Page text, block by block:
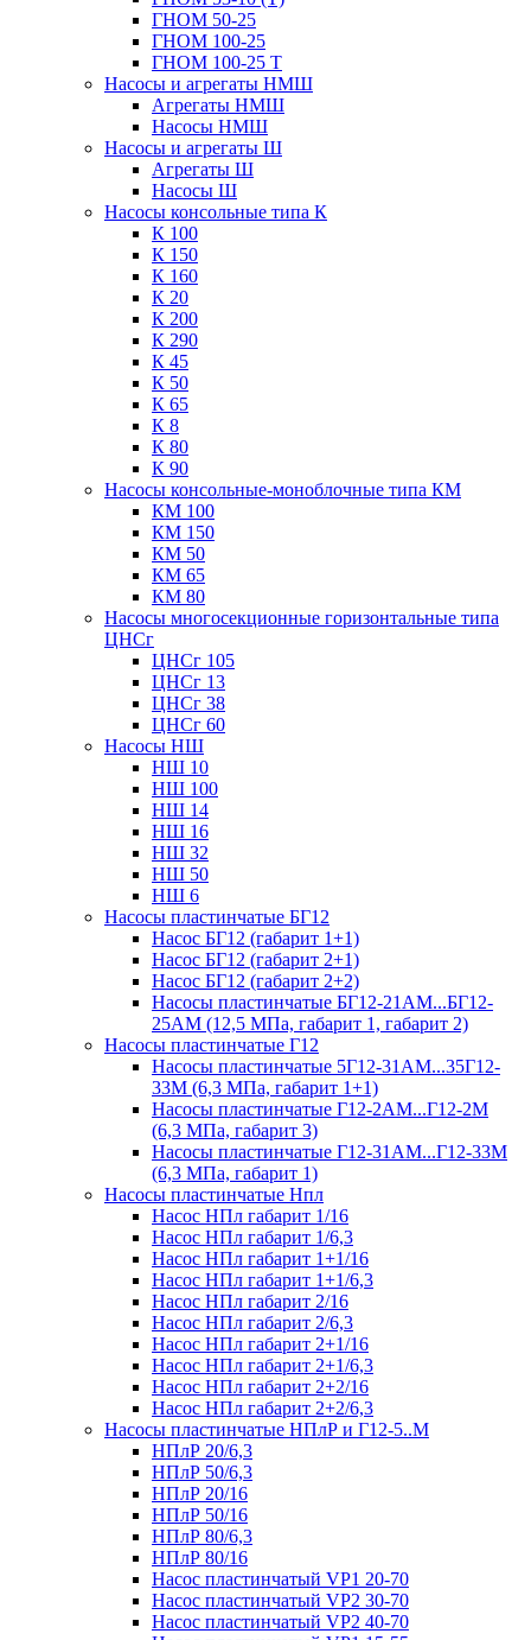
ГНОМ 50-25
ГНОМ 100-25
ГНОМ 100-25 Т
Насосы и агрегаты НМШ
Агрегаты НМШ
Насосы НМШ
Насосы и агрегаты Ш
Агрегаты Ш
Насосы Ш
Насосы консольные типа К
К 100
К 150
К 160
К 20
К 200
К 290
К 45
К 50
К 65
К 8
К 80
К 90
Насосы консольные-моноблочные типа КМ
КМ 100
КМ 150
КМ 50
КМ 65
КМ 80
Насосы многосекционные горизонтальные типа
ЦНСг
ЦНСг 105
ЦНСг 13
ЦНСг 38
ЦНСг 60
Насосы НШ
НШ 10
НШ 100
НШ 14
НШ 16
НШ 32
НШ 50
НШ 6
Насосы пластинчатые БГ12
Насос БГ12 (габарит 1+1)
Насос БГ12 (габарит 2+1)
Насос БГ12 (габарит 2+2)
Насосы пластинчатые БГ12-21АМ...БГ12-
25АМ (12,5 МПа, габарит 1, габарит 2)
Насосы пластинчатые Г12
Насосы пластинчатые 5Г12-31АМ...35Г12-
33М (6,3 МПа, габарит 1+1)
Насосы пластинчатые Г12-2АМ...Г12-2М
(6,3 МПа, габарит 3)
Насосы пластинчатые Г12-31АМ...Г12-33М
(6,3 МПа, габарит 1)
Насосы пластинчатые Нпл
Насос НПл габарит 1/16
Насос НПл габарит 1/6,3
Насос НПл габарит 1+1/16
Насос НПл габарит 1+1/6,3
Насос НПл габарит 2/16
Насос НПл габарит 2/6,3
Насос НПл габарит 2+1/16
Насос НПл габарит 2+1/6,3
Насос НПл габарит 2+2/16
Насос НПл габарит 2+2/6,3
Насосы пластинчатые НПлР и Г12-5..М
НПлР 20/6,3
НПлР 50/6,3
НПлР 20/16
НПлР 50/16
НПлР 80/6,3
НПлР 80/16
Насос пластинчатый VP1 20-70
Насос пластинчатый VP2 30-70
Насос пластинчатый VP2 40-70